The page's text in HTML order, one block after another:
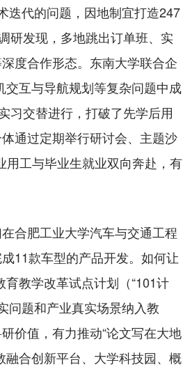
迭代的问题，因地制宜打造247
研发现，多地跳出订单班、实
度合作形态。东南大学联合企
交互与导航规划等复杂问题中成
习交替进行，打破了先学后用
通过定期举行研讨会、主题沙
工与毕业生就业双向奔赴，有
合肥工业大学汽车与交通工程
11款车型的产品开发。如何让
教学改革试点计划（“101计
问题和产业真实场景纳入教
价值，有力推动“论文写在大地
融合创新平台、大学科技园、概